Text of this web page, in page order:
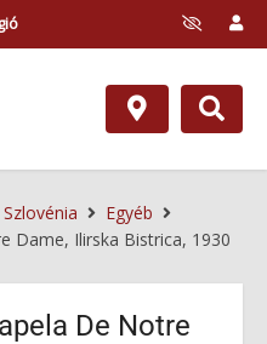
Egyéb
Dame, Ilirska Bistrica, 1930
De Notre